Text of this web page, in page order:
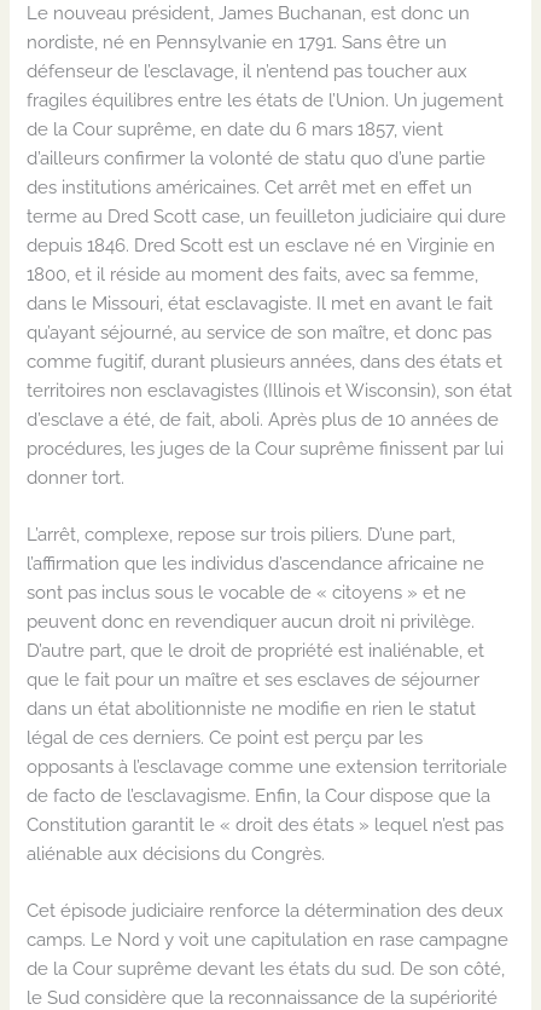
Le nouveau président, James Buchanan, est donc un
nordiste, né en Pennsylvanie en 1791. Sans être un
défenseur de l’esclavage, il n’entend pas toucher aux
fragiles équilibres entre les états de l’Union. Un jugement
de la Cour suprême, en date du 6 mars 1857, vient
d’ailleurs confirmer la volonté de statu quo d’une partie
des institutions américaines. Cet arrêt met en effet un
terme au Dred Scott case, un feuilleton judiciaire qui dure
depuis 1846. Dred Scott est un esclave né en Virginie en
1800, et il réside au moment des faits, avec sa femme,
dans le Missouri, état esclavagiste. Il met en avant le fait
qu’ayant séjourné, au service de son maître, et donc pas
comme fugitif, durant plusieurs années, dans des états et
territoires non esclavagistes (Illinois et Wisconsin), son état
d’esclave a été, de fait, aboli. Après plus de 10 années de
procédures, les juges de la Cour suprême finissent par lui
donner tort.
L’arrêt, complexe, repose sur trois piliers. D’une part,
l’affirmation que les individus d’ascendance africaine ne
sont pas inclus sous le vocable de « citoyens » et ne
peuvent donc en revendiquer aucun droit ni privilège.
D’autre part, que le droit de propriété est inaliénable, et
que le fait pour un maître et ses esclaves de séjourner
dans un état abolitionniste ne modifie en rien le statut
légal de ces derniers. Ce point est perçu par les
opposants à l’esclavage comme une extension territoriale
de facto de l’esclavagisme. Enfin, la Cour dispose que la
Constitution garantit le « droit des états » lequel n’est pas
aliénable aux décisions du Congrès.
Cet épisode judiciaire renforce la détermination des deux
camps. Le Nord y voit une capitulation en rase campagne
de la Cour suprême devant les états du sud. De son côté,
le Sud considère que la reconnaissance de la supériorité